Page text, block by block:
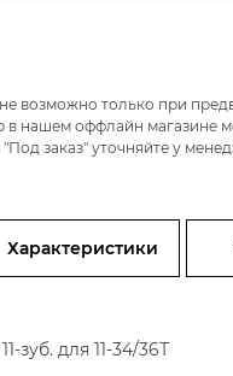
возможно только при
в нашем оффлайн магазине
заказ" уточняйте у
Характеристики
зуб. для 11-34/36Т